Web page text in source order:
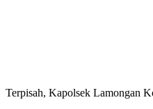
Terpisah, Kapolsek Lamongan